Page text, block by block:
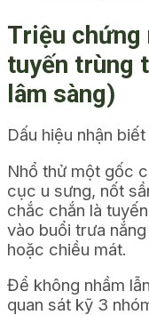
Triệu chứng
tuyến trùng
lâm sàng)
Dấu hiệu nhận biết
Nhổ thử một gốc
cục u sưng, nốt
chắc chắn là
vào buổi trưa
hoặc chiều mát.
Để không nhầm
quan sát kỹ 3